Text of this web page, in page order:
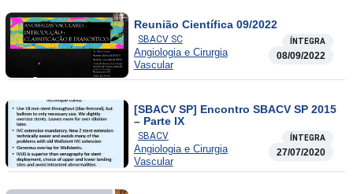
Reunião Científica 09/2022
SBACV SC ÍNTEGRA
Angiologia e Cirurgia
Vascular
08/09/2022
[SBACV SP] Encontro SBACV SP 2015
– Parte IX
SBACV ÍNTEGRA
Angiologia e Cirurgia
Vascular
27/07/2020